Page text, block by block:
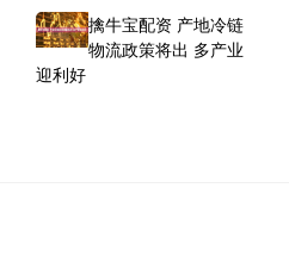
擒牛宝配资 产地冷链
物流政策将出 多产业
迎利好